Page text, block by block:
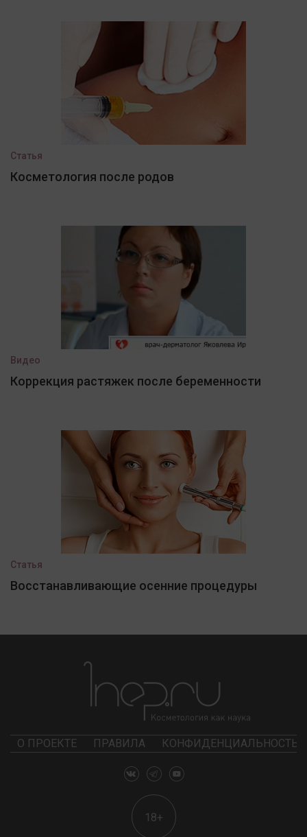
Статья
Косметология после родов
Видео
Коррекция растяжек после беременности
Статья
Восстанавливающие осенние процедуры
О ПРОЕКТЕ ПРАВИЛА КОНФИДЕНЦИАЛЬНОСТЬ
18+